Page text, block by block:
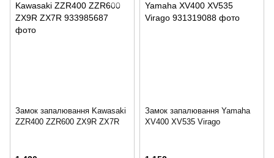
Замок запалювання Kawasaki
ZZR400 ZZR600 ZX9R ZX7R
Замок запалювання Yamaha
XV400 XV535 Virago